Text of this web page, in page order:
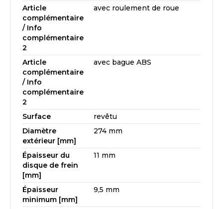
Article
complémentaire
/ Info
complémentaire
2
avec roulement de roue
Article
complémentaire
/ Info
complémentaire
2
avec bague ABS
Surface
revêtu
Diamètre
extérieur [mm]
274 mm
Épaisseur du
disque de frein
[mm]
11 mm
Épaisseur
minimum [mm]
9,5 mm